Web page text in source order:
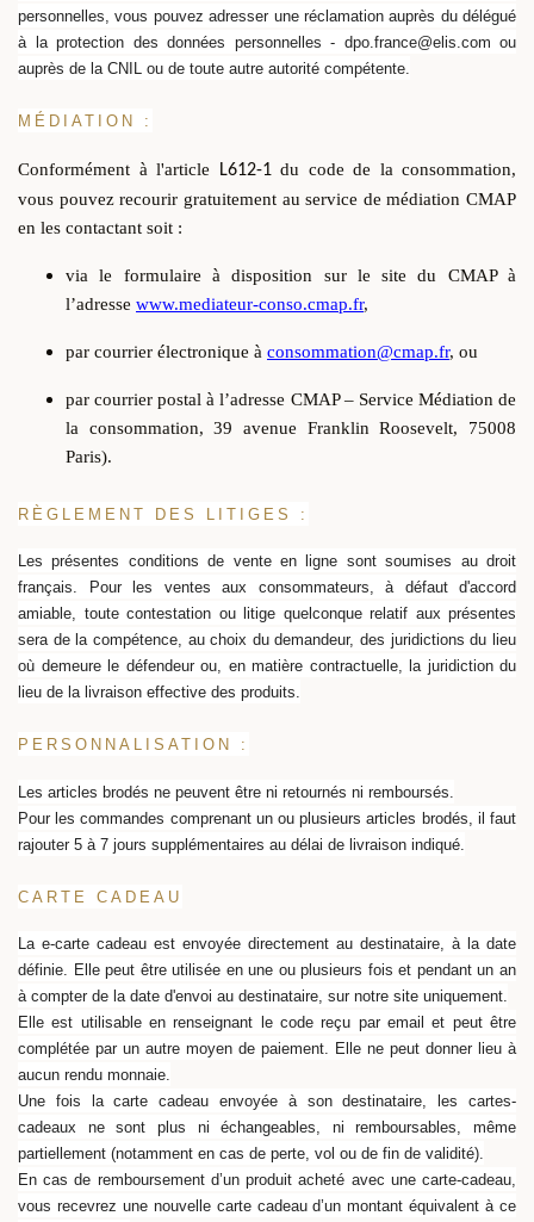
personnelles, vous pouvez adresser une réclamation auprès du délégué
à la protection des données personnelles - dpo.france@elis.com ou
auprès de la CNIL ou de toute autre autorité compétente.
MÉDIATION :
Conformément à l'article L612-1 du code de la consommation,
vous pouvez recourir gratuitement au service de médiation CMAP
en les contactant soit :
via le formulaire à disposition sur le site du CMAP à
l’adresse www.mediateur-conso.cmap.fr,
par courrier électronique à consommation@cmap.fr, ou
par courrier postal à l’adresse CMAP – Service Médiation de
la consommation, 39 avenue Franklin Roosevelt, 75008
Paris).
RÈGLEMENT DES LITIGES :
Les présentes conditions de vente en ligne sont soumises au droit
français. Pour les ventes aux consommateurs, à défaut d'accord
amiable, toute contestation ou litige quelconque relatif aux présentes
sera de la compétence, au choix du demandeur, des juridictions du lieu
où demeure le défendeur ou, en matière contractuelle, la juridiction du
lieu de la livraison effective des produits.
PERSONNALISATION :
Les articles brodés ne peuvent être ni retournés ni remboursés.
Pour les commandes comprenant un ou plusieurs articles brodés, il faut
rajouter 5 à 7 jours supplémentaires au délai de livraison indiqué.
CARTE CADEAU
La e-carte cadeau est envoyée directement au destinataire, à la date
définie. Elle peut être utilisée en une ou plusieurs fois et pendant un an
à compter de la date d'envoi au destinataire, sur notre site uniquement.
Elle est utilisable en renseignant le code reçu par email et peut être
complétée par un autre moyen de paiement. Elle ne peut donner lieu à
aucun rendu monnaie.
Une fois la carte cadeau envoyée à son destinataire, les cartes-
cadeaux ne sont plus ni échangeables, ni remboursables, même
partiellement (notamment en cas de perte, vol ou de fin de validité).
En cas de remboursement d’un produit acheté avec une carte-cadeau,
vous recevrez une nouvelle carte cadeau d’un montant équivalent à ce